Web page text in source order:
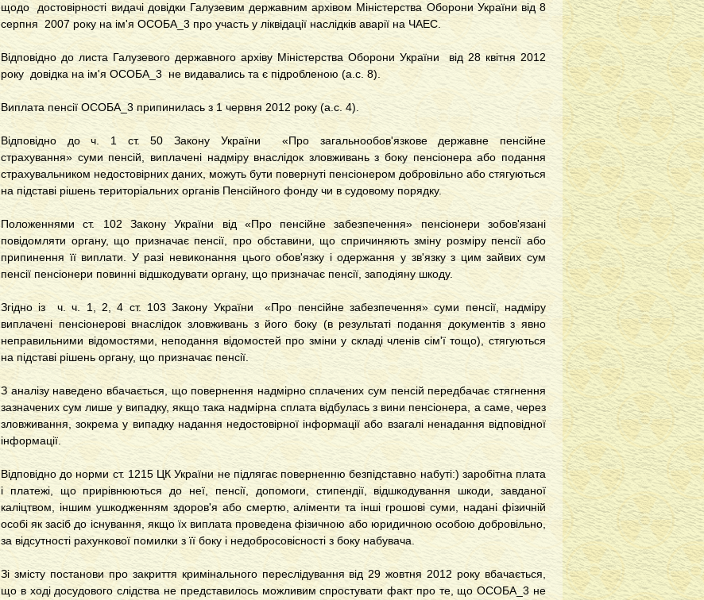
щодо достовірності видачі довідки Галузевим державним архівом Міністерства Оборони України від 8
серпня 2007 року на ім'я ОСОБА_3 про участь у ліквідації наслідків аварії на ЧАЕС.
Відповідно до листа Галузевого державного архіву Міністерства Оборони України від 28 квітня 2012
року довідка на ім'я ОСОБА_3 не видавались та є підробленою (а.с. 8).
Виплата пенсії ОСОБА_3 припинилась з 1 червня 2012 року (а.с. 4).
Відповідно до ч. 1 ст. 50 Закону України «Про загальнообов'язкове державне пенсійне
страхування» суми пенсій, виплачені надміру внаслідок зловживань з боку пенсіонера або подання
страхувальником недостовірних даних, можуть бути повернуті пенсіонером добровільно або стягуються
на підставі рішень територіальних органів Пенсійного фонду чи в судовому порядку.
Положеннямист. 102 Закону України від «Про пенсійне забезпечення» пенсіонери зобов'язані
повідомляти органу, що призначає пенсії, про обставини, що спричиняють зміну розміру пенсії або
припинення її виплати. У разі невиконання цього обов'язку і одержання у зв'язку з цим зайвих сум
пенсії пенсіонери повинні відшкодувати органу, що призначає пенсії, заподіяну шкоду.
Згідно із ч. ч. 1, 2, 4 ст. 103 Закону України «Про пенсійне забезпечення» суми пенсії, надміру
виплачені пенсіонерові внаслідок зловживань з його боку (в результаті подання документів з явно
неправильними відомостями, неподання відомостей про зміни у складі членів сім'ї тощо), стягуються
на підставі рішень органу, що призначає пенсії.
З аналізу наведено вбачається, що повернення надмірно сплачених сум пенсій передбачає стягнення
зазначених сум лише у випадку, якщо така надмірна сплата відбулась з вини пенсіонера, а саме, через
зловживання, зокрема у випадку надання недостовірної інформації або взагалі ненадання відповідної
інформації.
Відповідно до норми ст. 1215 ЦК України не підлягає поверненню безпідставно набуті:) заробітна плата
і платежі, що прирівнюються до неї, пенсії, допомоги, стипендії, відшкодування шкоди, завданої
каліцтвом, іншим ушкодженням здоров'я або смертю, аліменти та інші грошові суми, надані фізичній
особі як засіб до існування, якщо їх виплата проведена фізичною або юридичною особою добровільно,
за відсутності рахункової помилки з її боку і недобросовісності з боку набувача.
Зі змісту постанови про закриття кримінального переслідування від 29 жовтня 2012 року вбачається,
що в ході досудового слідства не представилось можливим спростувати факт про те, що ОСОБА_3 не